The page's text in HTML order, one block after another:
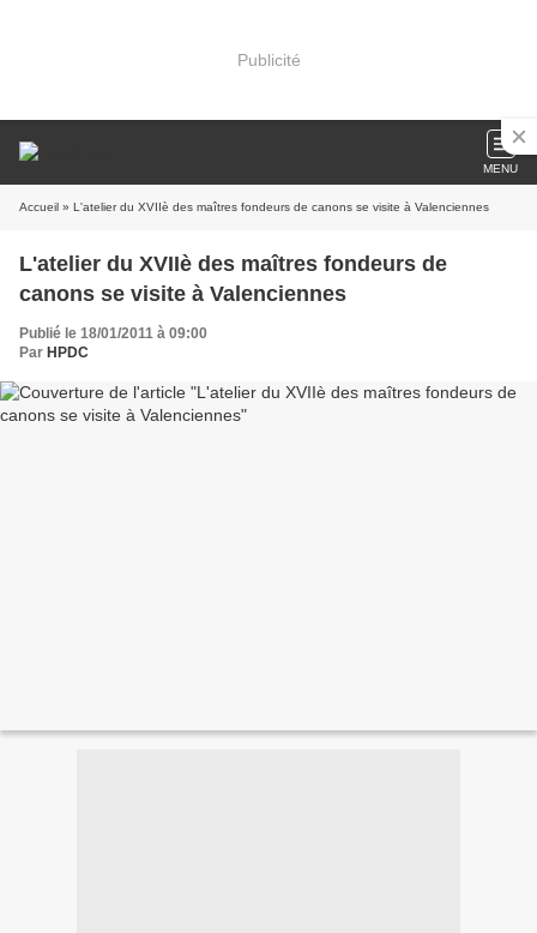
Publicité
MENU
Accueil » L'atelier du XVIIè des maîtres fondeurs de canons se visite à Valenciennes
L'atelier du XVIIè des maîtres fondeurs de
canons se visite à Valenciennes
Publié le 18/01/2011 à 09:00
Par HPDC